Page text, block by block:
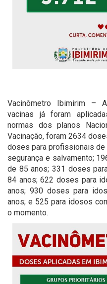
Vacinômetro Ibimirim –
vacinas já foram
normas dos planos
Vacinação, foram 2634
doses para profissionais de
segurança e salvamento;
de 85 anos; 331 doses
84 anos; 622 doses para
anos; 930 doses para
anos; e 525 para idosos
o momento.